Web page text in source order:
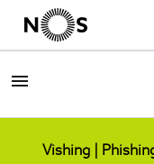
Vishing |